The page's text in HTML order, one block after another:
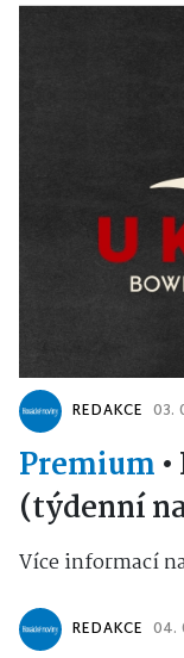
REDAKCE 03.
Premium •
(týdenní
Více informací
REDAKCE 04.